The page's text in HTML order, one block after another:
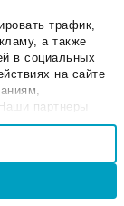
трафик,
а также
в социальных
на сайте
партнеры
вами
при